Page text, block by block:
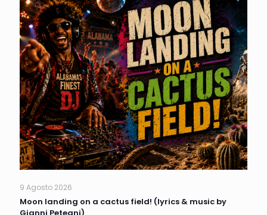
9 Agosto 2026
Moon landing on a cactus field! (lyrics & music by